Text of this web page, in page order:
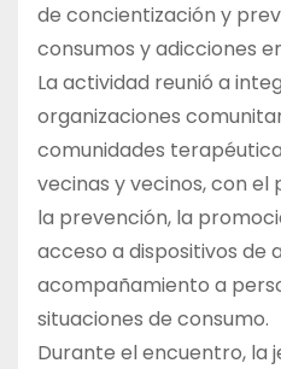
de concientización y
consumos y adicciones
La actividad reunió a
organizaciones
comunidades
vecinas y vecinos, con
la prevención, la
acceso a dispositivos de
acompañamiento a
situaciones de consumo.
Durante el encuentro, la